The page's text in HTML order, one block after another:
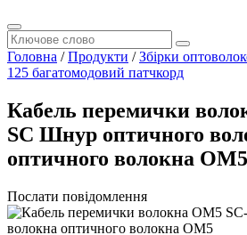
Головна /Продукти /Збірки
125 багатомодовий патчкорд
Кабель перемички
SC Шнур оптичного
оптичного волокна OM5
Послати повідомлення